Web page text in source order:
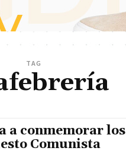
TAG
a conmemorar los
Comunista